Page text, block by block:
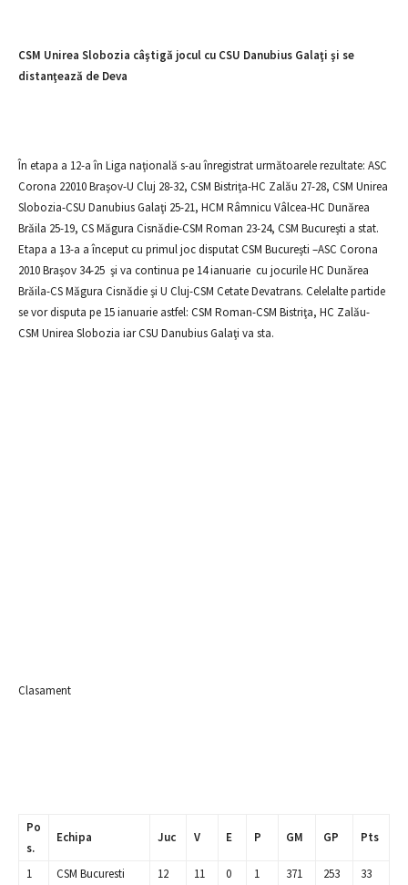
CSM Unirea Slobozia câştigă jocul cu CSU Danubius Galaţi şi se
distanţează de Deva
În etapa a 12-a în Liga naţională s-au înregistrat următoarele rezultate: ASC
Corona 22010 Braşov-U Cluj 28-32, CSM Bistriţa-HC Zalău 27-28, CSM Unirea
Slobozia-CSU Danubius Galaţi 25-21, HCM Râmnicu Vâlcea-HC Dunărea
Brăila 25-19, CS Măgura Cisnădie-CSM Roman 23-24, CSM Bucureşti a stat.
Etapa a 13-a a început cu primul joc disputat CSM Bucureşti –ASC Corona
2010 Braşov 34-25 şi va continua pe 14 ianuarie cu jocurile HC Dunărea
Brăila-CS Măgura Cisnădie şi U Cluj-CSM Cetate Devatrans. Celelalte partide
se vor disputa pe 15 ianuarie astfel: CSM Roman-CSM Bistriţa, HC Zalău-
CSM Unirea Slobozia iar CSU Danubius Galaţi va sta.
Clasament
Po
s.
Echipa Juc V E P GM GP Pts
1 CSM Bucuresti 12 11 0 1 371 253 33